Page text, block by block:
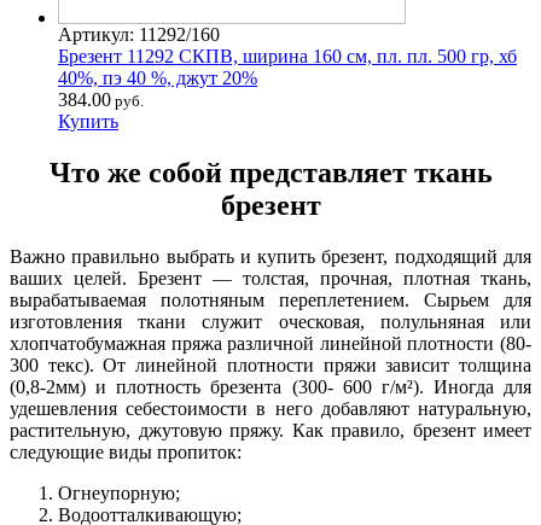
Артикул: 11292/160
Брезент 11292 СКПВ, ширина 160 см, пл. пл. 500 гр, хб
40%, пэ 40 %, джут 20%
384.00 руб.
Купить
Что же собой представляет ткань
брезент
Важно правильно выбрать и купить брезент, подходящий для
ваших целей. Брезент — толстая, прочная, плотная ткань,
вырабатываемая полотняным переплетением. Сырьем для
изготовления ткани служит оческовая, полульняная или
хлопчатобумажная пряжа различной линейной плотности (80-
300 текс). От линейной плотности пряжи зависит толщина
(0,8-2мм) и плотность брезента (300- 600 г/м²). Иногда для
удешевления себестоимости в него добавляют натуральную,
растительную, джутовую пряжу. Как правило, брезент имеет
следующие виды пропиток:
Огнеупорную;
Водоотталкивающую;